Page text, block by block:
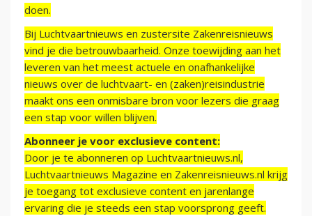
doen.
Bij Luchtvaartnieuws en zustersite Zakenreisnieuws
vind je die betrouwbaarheid. Onze toewijding aan het
leveren van het meest actuele en onafhankelijke
nieuws over de luchtvaart- en (zaken)reisindustrie
maakt ons een onmisbare bron voor lezers die graag
een stap voor willen blijven.
Abonneer je voor exclusieve content:
Door je te abonneren op Luchtvaartnieuws.nl,
Luchtvaartnieuws Magazine en Zakenreisnieuws.nl krijg
je toegang tot exclusieve content en jarenlange
ervaring die je steeds een stap voorsprong geeft.